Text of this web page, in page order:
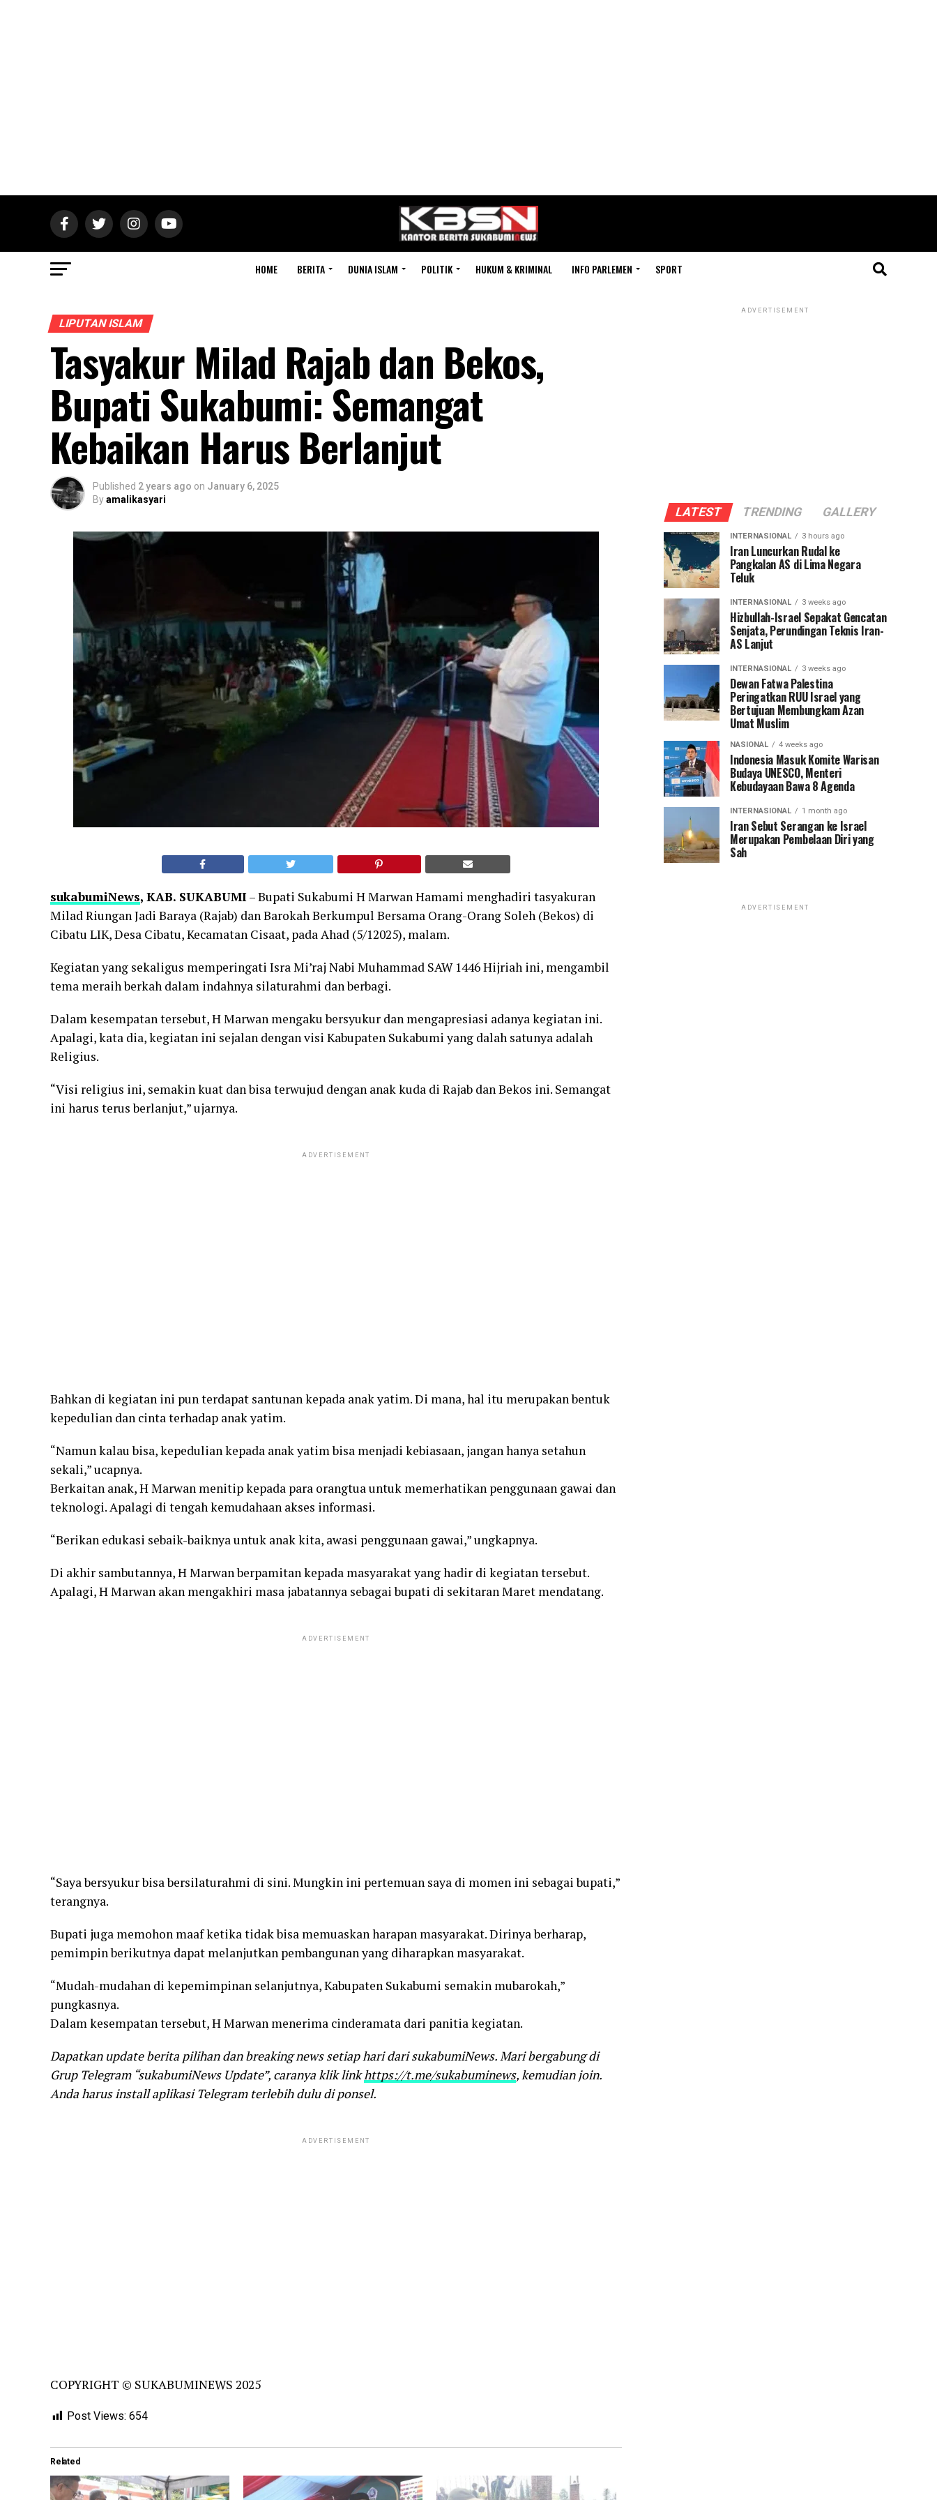
HOME BERITA DUNIA ISLAM POLITIK HUKUM & KRIMINAL INFO PARLEMEN SPORT
LIPUTAN ISLAM
Tasyakur Milad Rajab dan Bekos,
Bupati Sukabumi: Semangat
Kebaikan Harus Berlanjut
Published 2 years ago on January 6, 2025
Byamalikasyari
sukabumiNews, KAB. SUKABUMI– Bupati Sukabumi H Marwan Hamami menghadiri tasyakuran
Milad Riungan Jadi Baraya (Rajab) dan Barokah Berkumpul Bersama Orang-Orang Soleh (Bekos) di
Cibatu LIK, Desa Cibatu, Kecamatan Cisaat, pada Ahad (5/12025), malam.
Kegiatan yang sekaligus memperingati Isra Mi’raj Nabi Muhammad SAW 1446 Hijriah ini, mengambil
tema meraih berkah dalam indahnya silaturahmi dan berbagi.
Dalam kesempatan tersebut, H Marwan mengaku bersyukur dan mengapresiasi adanya kegiatan ini.
Apalagi, kata dia, kegiatan ini sejalan dengan visi Kabupaten Sukabumi yang dalah satunya adalah
Religius.
“Visi religius ini, semakin kuat dan bisa terwujud dengan anak kuda di Rajab dan Bekos ini. Semangat
ini harus terus berlanjut,” ujarnya.
ADVERTISEMENT
Bahkan di kegiatan ini pun terdapat santunan kepada anak yatim. Di mana, hal itu merupakan bentuk
kepedulian dan cinta terhadap anak yatim.
“Namun kalau bisa, kepedulian kepada anak yatim bisa menjadi kebiasaan, jangan hanya setahun
sekali,” ucapnya.
Berkaitan anak, H Marwan menitip kepada para orangtua untuk memerhatikan penggunaan gawai dan
teknologi. Apalagi di tengah kemudahaan akses informasi.
“Berikan edukasi sebaik-baiknya untuk anak kita, awasi penggunaan gawai,” ungkapnya.
Di akhir sambutannya, H Marwan berpamitan kepada masyarakat yang hadir di kegiatan tersebut.
Apalagi, H Marwan akan mengakhiri masa jabatannya sebagai bupati di sekitaran Maret mendatang.
ADVERTISEMENT
“Saya bersyukur bisa bersilaturahmi di sini. Mungkin ini pertemuan saya di momen ini sebagai bupati,”
terangnya.
Bupati juga memohon maaf ketika tidak bisa memuaskan harapan masyarakat. Dirinya berharap,
pemimpin berikutnya dapat melanjutkan pembangunan yang diharapkan masyarakat.
“Mudah-mudahan di kepemimpinan selanjutnya, Kabupaten Sukabumi semakin mubarokah,”
pungkasnya.
Dalam kesempatan tersebut, H Marwan menerima cinderamata dari panitia kegiatan.
Dapatkan update berita pilihan dan breaking news setiap hari dari sukabumiNews. Mari bergabung di
Grup Telegram “sukabumiNews Update”, caranya klik linkhttps://t.me/sukabuminews, kemudian join.
Anda harus install aplikasi Telegram terlebih dulu di ponsel.
ADVERTISEMENT
COPYRIGHT © SUKABUMINEWS 2025
Post Views: 654
Related
ADVERTISEMENT
LATEST TRENDING GALLERY
INTERNASIONAL 3 hours ago
Iran Luncurkan Rudal ke
Pangkalan AS di Lima Negara
Teluk
INTERNASIONAL 3 weeks ago
Hizbullah-Israel Sepakat Gencatan
Senjata, Perundingan Teknis Iran-
AS Lanjut
INTERNASIONAL 3 weeks ago
Dewan Fatwa Palestina
Peringatkan RUU Israel yang
Bertujuan Membungkam Azan
Umat Muslim
NASIONAL 4 weeks ago
Indonesia Masuk Komite Warisan
Budaya UNESCO, Menteri
Kebudayaan Bawa 8 Agenda
INTERNASIONAL 1 month ago
Iran Sebut Serangan ke Israel
Merupakan Pembelaan Diri yang
Sah
ADVERTISEMENT